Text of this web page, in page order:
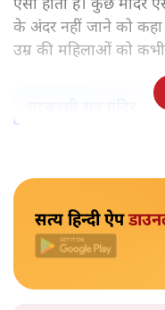
नहीं, जहाँ महिलाओं को
मंदिर हैं। हर मंदिर के
है, जिस आधार पर
उसके पीछे पुरुषवादी
सबरीमला का अयप्पा
महिलाओं को नहीं घुसने
ऐसा होता है। कुछ मंदिर
के अंदर नहीं जाने को कहा